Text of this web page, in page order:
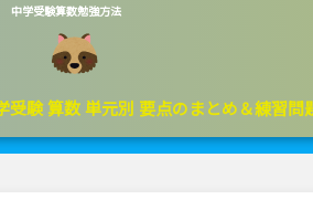
中学受験算数勉強方法
受験 算数 単元別 要点のまとめ＆練習問